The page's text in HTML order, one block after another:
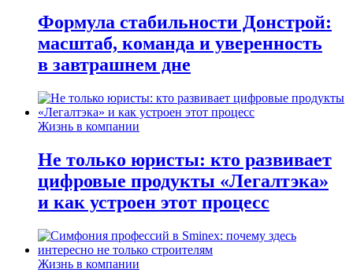
Формула стабильности Донстрой:
масштаб, команда и уверенность
в завтрашнем дне
Жизнь в компании
Не только юристы: кто развивает
цифровые продукты «Легалтэка»
и как устроен этот процесс
Жизнь в компании